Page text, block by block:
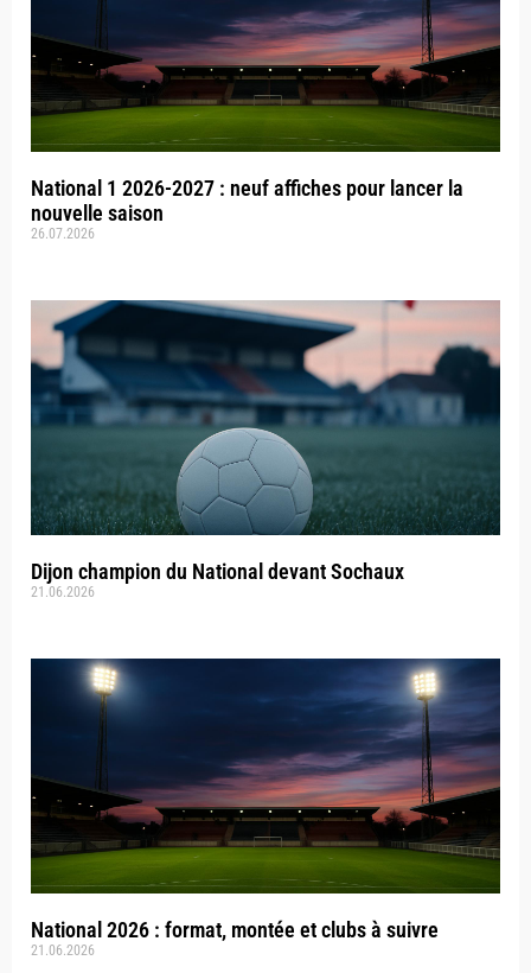
National 1 2026-2027 : neuf affiches pour lancer la
nouvelle saison
26.07.2026
Dijon champion du National devant Sochaux
21.06.2026
National 2026 : format, montée et clubs à suivre
21.06.2026